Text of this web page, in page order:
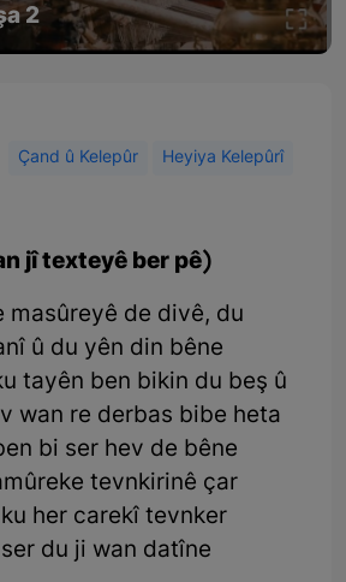
2
Çand û Kelepûr Heyiya Kelepûrî
jî texteyê ber pê)
masûreyê de divê, du
û du yên din bêne
tayên ben bikin du beş û
wan re derbas bibe heta
bi ser hev de bêne
tevnkirinê çar
her carekî tevnker
du ji wan datîne